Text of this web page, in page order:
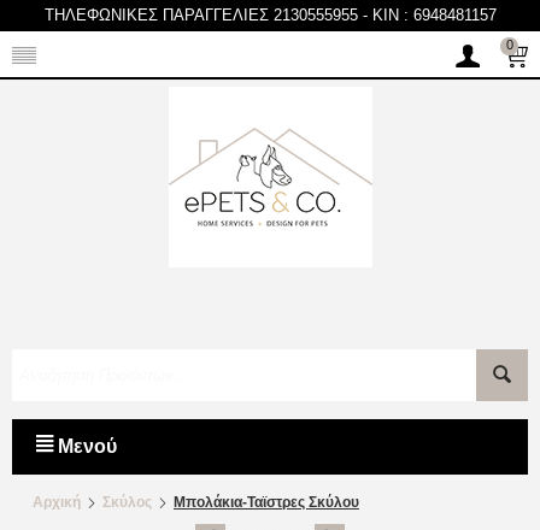
ΤΗΛΕΦΩΝΙΚΕΣ ΠΑΡΑΓΓΕΛΙΕΣ 2130555955- KIN : 6948481157
0
Μενού
Αρχική Σκύλος Μπολάκια-Ταϊστρες Σκύλου